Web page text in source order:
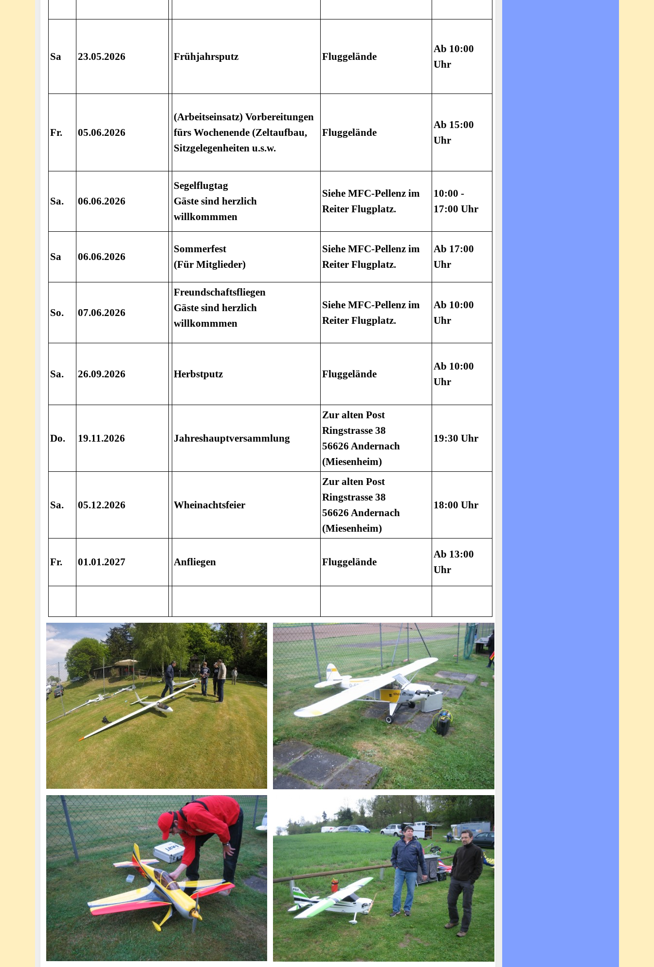
Sa 23.05.2026 Frühjahrsputz Fluggelände
Ab 10:00
Uhr
Fr. 05.06.2026
(Arbeitseinsatz) Vorbereitungen
fürs Wochenende (Zeltaufbau,
Sitzgelegenheiten u.s.w.
Fluggelände
Ab 15:00
Uhr
Sa. 06.06.2026
Segelflugtag
Gäste sind herzlich
willkommmen
Siehe MFC-Pellenz im
Reiter Flugplatz.
10:00 -
17:00 Uhr
Sa 06.06.2026
Sommerfest
(Für Mitglieder)
Siehe MFC-Pellenz im
Reiter Flugplatz.
Ab 17:00
Uhr
So. 07.06.2026
Freundschaftsfliegen
Gäste sind herzlich
willkommmen
Siehe MFC-Pellenz im
Reiter Flugplatz.
Ab 10:00
Uhr
Sa. 26.09.2026 Herbstputz Fluggelände
Ab 10:00
Uhr
Do. 19.11.2026 Jahreshauptversammlung
Zur alten Post
Ringstrasse 38
56626 Andernach
(Miesenheim)
19:30 Uhr
Sa. 05.12.2026 Wheinachtsfeier
Zur alten Post
Ringstrasse 38
56626 Andernach
(Miesenheim)
18:00 Uhr
Fr. 01.01.2027 Anfliegen Fluggelände
Ab 13:00
Uhr